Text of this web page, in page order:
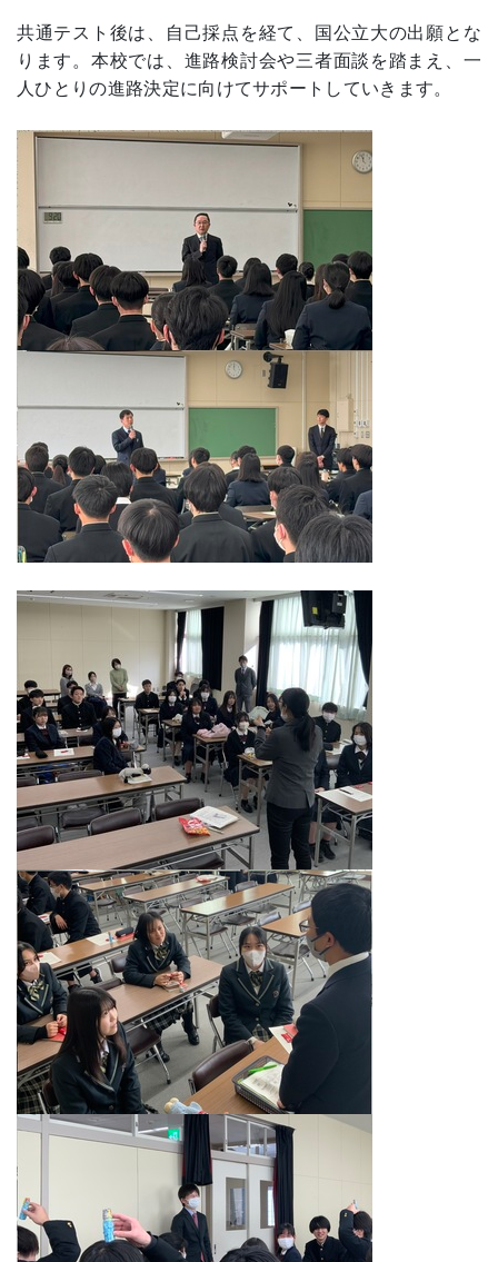
共通テスト後は、自己採点を経て、国公立大の出願とな
ります。本校では、進路検討会や三者面談を踏まえ、一
人ひとりの進路決定に向けてサポートしていきます。